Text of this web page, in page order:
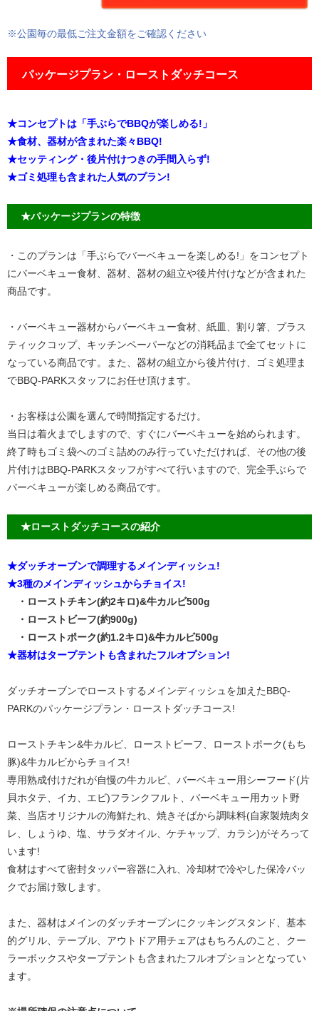
※公園毎の最低ご注文金額をご確認ください
パッケージプラン・ローストダッチコース
★コンセプトは「手ぶらでBBQが楽しめる!」
★食材、器材が含まれた楽々BBQ!
★セッティング・後片付けつきの手間入らず!
★ゴミ処理も含まれた人気のプラン!
★パッケージプランの特徴
・このプランは「手ぶらでバーベキューを楽しめる!」をコンセプト
にバーベキュー食材、器材、器材の組立や後片付けなどが含まれた
商品です。
・バーベキュー器材からバーベキュー食材、紙皿、割り箸、プラス
ティックコップ、キッチンペーパーなどの消耗品まで全てセットに
なっている商品です。また、器材の組立から後片付け、ゴミ処理ま
でBBQ-PARKスタッフにお任せ頂けます。
・お客様は公園を選んで時間指定するだけ。
当日は着火までしますので、すぐにバーベキューを始められます。
終了時もゴミ袋へのゴミ詰めのみ行っていただければ、その他の後
片付けはBBQ-PARKスタッフがすべて行いますので、完全手ぶらで
バーベキューが楽しめる商品です。
★ローストダッチコースの紹介
★ダッチオーブンで調理するメインディッシュ!
★3種のメインディッシュからチョイス!
・ローストチキン(約2キロ)&牛カルビ500g
・ローストビーフ(約900g)
・ローストポーク(約1.2キロ)&牛カルビ500g
★器材はタープテントも含まれたフルオプション!
ダッチオーブンでローストするメインディッシュを加えたBBQ-
PARKのパッケージプラン・ローストダッチコース!
ローストチキン&牛カルビ、ローストビーフ、ローストポーク(もち
豚)&牛カルビからチョイス!
専用熟成付けだれが自慢の牛カルビ、バーベキュー用シーフード(片
貝ホタテ、イカ、エビ)フランクフルト、バーベキュー用カット野
菜、当店オリジナルの海鮮たれ、焼きそばから調味料(自家製焼肉タ
レ、しょうゆ、塩、サラダオイル、ケチャップ、カラシ)がそろって
います!
食材はすべて密封タッパー容器に入れ、冷却材で冷やした保冷バッ
クでお届け致します。
また、器材はメインのダッチオーブンにクッキングスタンド、基本
的グリル、テーブル、アウトドア用チェアはもちろんのこと、クー
ラーボックスやタープテントも含まれたフルオプションとなってい
ます。